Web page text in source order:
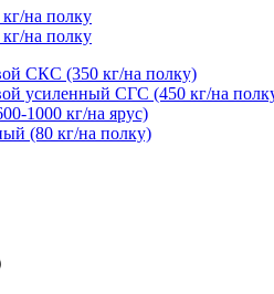
на полку
на полку
СКС (350 кг/на полку)
усиленный СГС (450 кг/на
1000 кг/на ярус)
(80 кг/на полку)